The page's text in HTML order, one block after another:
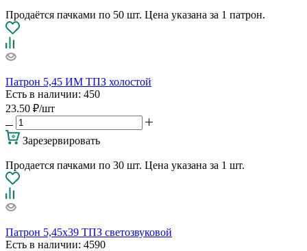
Продаётся пачками по 50 шт. Цена указана за 1 патрон.
Патрон 5,45 ИМ ТПЗ холостой
Есть в наличии: 450
23.50 ₽/шт
Зарезервировать
Продается пачками по 30 шт. Цена указана за 1 шт.
Патрон 5,45х39 ТПЗ светозвуковой
Есть в наличии: 4590